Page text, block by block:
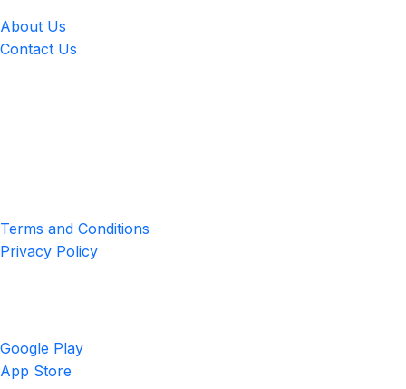
About Us
Contact Us
Terms and Conditions
Privacy Policy
Google Play
App Store